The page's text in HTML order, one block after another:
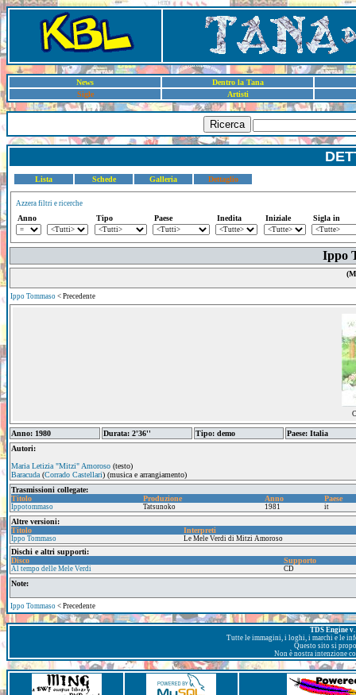
News
Dentro la Tana
Sigle
Artisti
Ricerca
Lista Schede Galleria Dettaglio
Azzera filtri e ricerche
Anno Tipo Paese Inedita Iniziale Sigla in
Ippo
Ippo Tommaso < Precedente
Anno: 1980 Durata: 2'36'' Tipo: demo
Paese: Italia
Autori:
Maria Letizia "Mitzi" Amoroso (testo)
Baracuda (Corrado Castellari) (musica e arrangiamento)
Trasmissioni collegate:
Titolo
Produzione Anno Paese
Ippotommaso Tatsunoko 1981 it
Altre versioni:
Titolo
Interpreti
Ippo Tommaso Le Mele Verdi di Mitzi Amoroso
Dischi e altri supporti:
Disco
Supporto
Al tempo delle Mele Verdi CD
Note:
Ippo Tommaso < Precedente
TDS Engine
Tutte le immagini, i loghi, i marchi e le
Questo sito si
Non è nostra intenzione